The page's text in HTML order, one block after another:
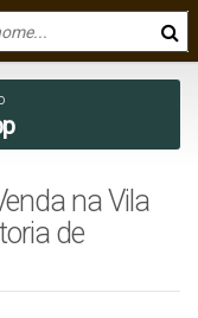
na Vila
de